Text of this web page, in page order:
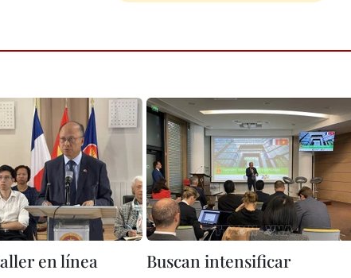
en línea
Buscan intensificar